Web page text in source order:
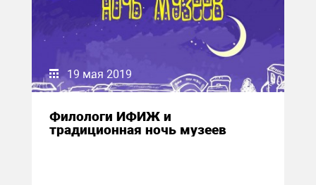
19 мая 2019
Филологи ИФИЖ и
традиционная ночь музеев